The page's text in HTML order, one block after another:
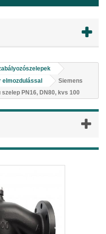
elmozdulással
Siemens
PN16, DN80, kvs 100